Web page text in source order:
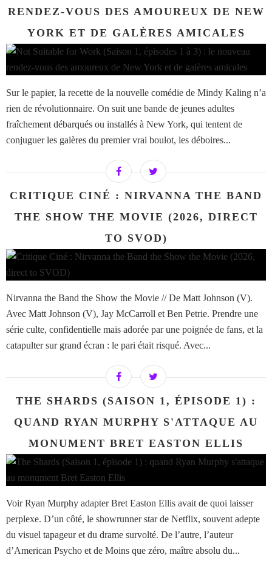
RENDEZ-VOUS DES AMOUREUX DE NEW
YORK ET DE GALÈRES AMICALES
Sur le papier, la recette de la nouvelle comédie de Mindy Kaling n’a
rien de révolutionnaire. On suit une bande de jeunes adultes
fraîchement débarqués ou installés à New York, qui tentent de
conjuguer les galères du premier vrai boulot, les déboires...
CRITIQUE CINÉ : NIRVANNA THE BAND
THE SHOW THE MOVIE (2026, DIRECT
TO SVOD)
Nirvanna the Band the Show the Movie // De Matt Johnson (V).
Avec Matt Johnson (V), Jay McCarroll et Ben Petrie. Prendre une
série culte, confidentielle mais adorée par une poignée de fans, et la
catapulter sur grand écran : le pari était risqué. Avec...
THE SHARDS (SAISON 1, ÉPISODE 1) :
QUAND RYAN MURPHY S'ATTAQUE AU
MONUMENT BRET EASTON ELLIS
Voir Ryan Murphy adapter Bret Easton Ellis avait de quoi laisser
perplexe. D’un côté, le showrunner star de Netflix, souvent adepte
du visuel tapageur et du drame survolté. De l’autre, l’auteur
d’American Psycho et de Moins que zéro, maître absolu du...